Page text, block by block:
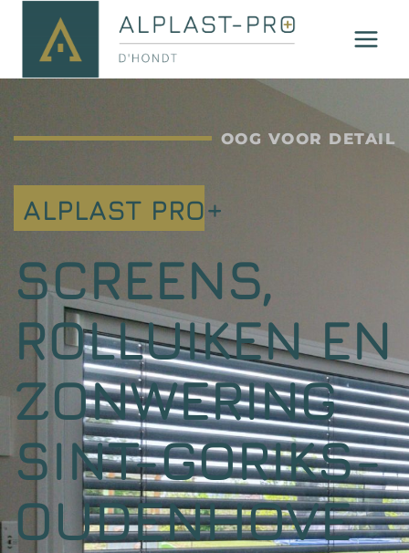
OOG VOOR DETAIL
ALPLAST PRO+
SCREENS,
ROLLUIKEN EN
ZONWERING
SINT-GORIKS-
OUDENHOVE